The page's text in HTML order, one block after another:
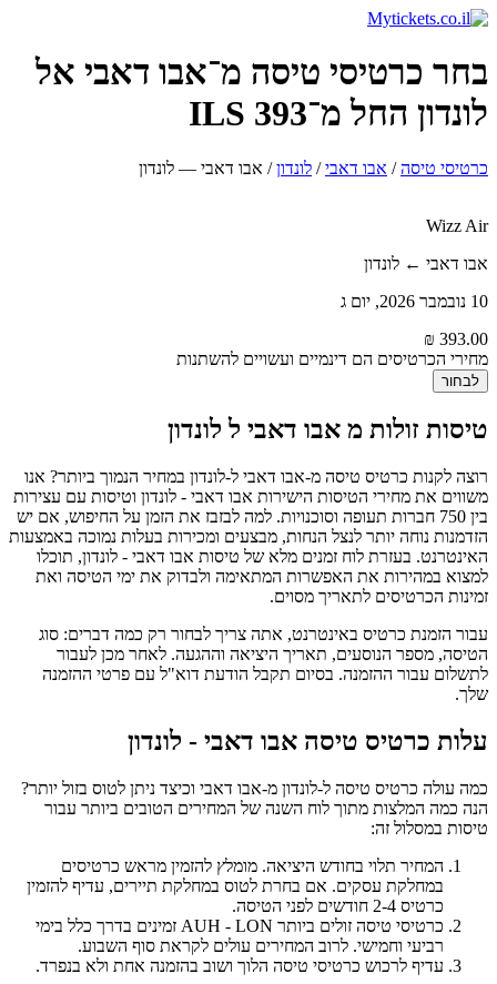
בחר כרטיסי טיסה מ־אבו דאבי אל
לונדון החל מ־393 ILS
כרטיסי טיסה/ אבו דאבי/ לונדון/ אבו דאבי — לונדון
Wizz Air
אבו דאבי ← לונדון
10 נובמבר 2026, יום ג
מחירי הכרטיסים הם דינמיים ועשויים להשתנות
לבחור
טיסות זולות מ אבו דאבי ל לונדון
רוצה לקנות כרטיס טיסה מ-אבו דאבי ל-לונדון במחיר הנמוך ביותר? אנו
משווים את מחירי הטיסות הישירות אבו דאבי - לונדון וטיסות עם עצירות
בין 750 חברות תעופה וסוכנויות. למה לבזבז את הזמן על החיפוש, אם יש
הזדמנות נוחה יותר לנצל הנחות, מבצעים ומכירות בעלות נמוכה באמצעות
האינטרנט. בעזרת לוח זמנים מלא של טיסות אבו דאבי - לונדון, תוכלו
למצוא במהירות את האפשרות המתאימה ולבדוק את ימי הטיסה ואת
זמינות הכרטיסים לתאריך מסוים.
עבור הזמנת כרטיס באינטרנט, אתה צריך לבחור רק כמה דברים: סוג
הטיסה, מספר הנוסעים, תאריך היציאה וההגעה. לאחר מכן לעבור
לתשלום עבור ההזמנה. בסיום תקבל הודעת דוא"ל עם פרטי ההזמנה
שלך.
עלות כרטיס טיסה אבו דאבי - לונדון
כמה עולה כרטיס טיסה ל-לונדון מ-אבו דאבי וכיצד ניתן לטוס בזול יותר?
הנה כמה המלצות מתוך לוח השנה של המחירים הטובים ביותר עבור
טיסות במסלול זה:
המחיר תלוי בחודש היציאה. מומלץ להזמין מראש כרטיסים
במחלקת עסקים. אם בחרת לטוס במחלקת תיירים, עדיף להזמין
כרטיס 2-4 חודשים לפני הטיסה.
כרטיסי טיסה זולים ביותר AUH - LON זמינים בדרך כלל בימי
רביעי וחמישי. לרוב המחירים עולים לקראת סוף השבוע.
עדיף לרכוש כרטיסי טיסה הלוך ושוב בהזמנה אחת ולא בנפרד.